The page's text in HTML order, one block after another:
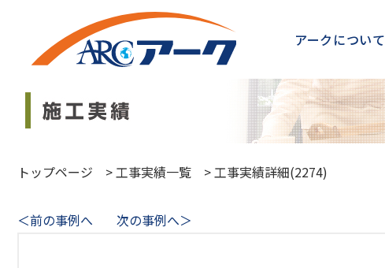
アークについて
トップページ >工事実績一覧 >工事実績詳細(2274)
＜前の事例へ
次の事例へ＞